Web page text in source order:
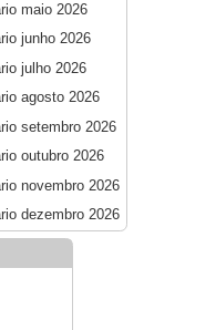
maio 2026
junho 2026
julho 2026
agosto 2026
setembro 2026
outubro 2026
novembro 2026
dezembro 2026